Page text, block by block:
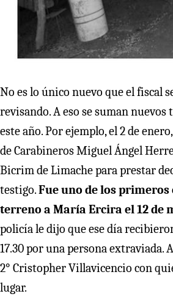
No es lo único nuevo que el fiscal
revisando. A eso se suman
este año. Por ejemplo, el 2 de
de Carabineros Miguel Ángel
Bicrim de Limache para prestar
testigo.Fue uno de los primeros
terreno a María Ercira el 12 de
policía le dijo que ese día
17.30 por una persona extraviada.
2° Cristopher Villavicencio con
lugar.